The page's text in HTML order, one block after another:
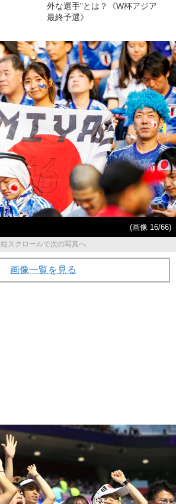
外な選手”とは？《W杯アジア
最終予選》
(画像 16/66)
縦スクロールで次の写真へ
画像一覧を見る